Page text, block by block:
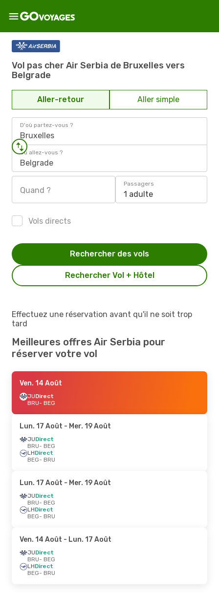
Vol pas cher Air Serbia de Bruxelles vers
Belgrade
Aller-retour Aller simple
D'où partez-vous ?
Bruxelles
Où allez-vous ?
Belgrade
Quand ?
Passagers
1 adulte
Vols directs
Rechercher Vol + Hôtel
Rechercher des vols
Effectuez une réservation avant qu'il ne soit trop
tard
Meilleures offres Air Serbia pour
réserver votre vol
Ven. 14 Août
JUDirect
BRU- BEG
Lun. 17 Août - Mer. 19 Août
JUDirect
BRU- BEG
LHDirect
BEG- BRU
Lun. 17 Août - Mer. 19 Août
JUDirect
BRU- BEG
LHDirect
BEG- BRU
Ven. 14 Août - Lun. 17 Août
JUDirect
BRU- BEG
LHDirect
BEG- BRU